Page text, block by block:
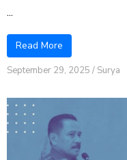
...
Read More
September 29, 2025 / Surya